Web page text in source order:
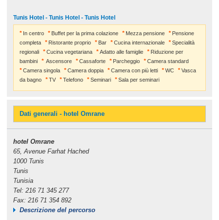
Tunis Hotel - Tunis Hotel - Tunis Hotel
In centro Buffet per la prima colazione Mezza pensione
Pensione
completa
Ristorante proprio Bar Cucina internazionale
Specialità
regionali
Cucina vegetariana Adatto alle famiglie
Riduzione per
bambini
Ascensore Cassaforte Parcheggio
Camera standard
Camera singola
Camera doppia Camera con più letti WC
Vasca
da bagno
TV Telefono Seminari Sala per seminari
Dati generali - hotel Omrane
hotel Omrane
65, Avenue Farhat Hached
1000 Tunis
Tunis
Tunisia
Tel: 216 71 345 277
Fax: 216 71 354 892
Descrizione del percorso